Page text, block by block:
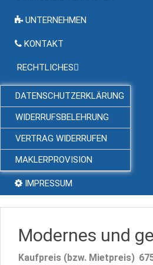
UNTERNEHMEN
KONTAKT
RECHTLICHES
DATENSCHUTZERKLÄRUNG
WIDERRUFSBELEHRUNG
VERTRAG WIDERRUFEN
MAKLERPROVISION
IMPRESSUM
Modernes und
Kaufpreis (bzw. Mietpreis)